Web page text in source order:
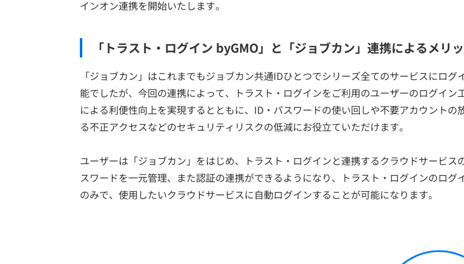
インオン連携を開始いたします。
「トラスト・ログイン byGMO」と「ジョブカン」連携によるメリ
「ジョブカン」はこれまでもジョブカン共通IDひとつでシリーズ全てのサービスにログ
能でしたが、今回の連携によって、トラスト・ログインをご利用のユーザーのログイン
による利便性向上を実現するとともに、ID・パスワードの使い回しや不要アカウントの
る不正アクセスなどのセキュリティリスクの低減にお役立ていただけます。
ユーザーは「ジョブカン」をはじめ、トラスト・ログインと連携するクラウドサービス
スワードを一元管理、また認証の連携ができるようになり、トラスト・ログインのログ
のみで、使用したいクラウドサービスに自動ログインすることが可能になります。